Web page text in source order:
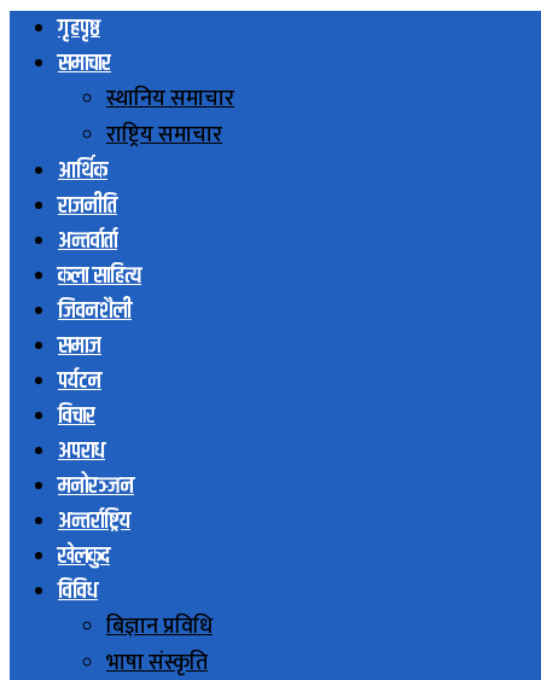
गृहपृष्ठ
समाचार
स्थानिय समाचार
राष्ट्रिय समाचार
आर्थिक
राजनीति
अन्तर्वार्ता
कला साहित्य
जिवनशैली
समाज
पर्यटन
विचार
अपराध
मनोरञ्जन
अन्तर्राष्ट्रिय
खेलकुद
विविध
बिज्ञान प्रविधि
भाषा संस्कृति